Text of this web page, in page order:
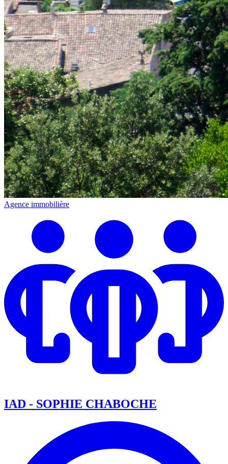
Agence immobilière
IAD - SOPHIE CHABOCHE